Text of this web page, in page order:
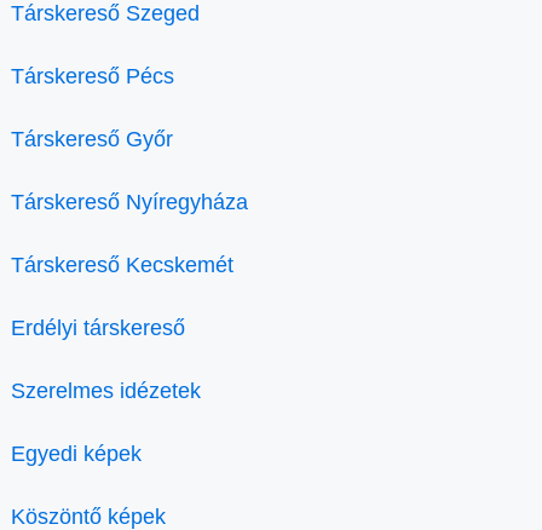
Társkereső Szeged
Társkereső Pécs
Társkereső Győr
Társkereső Nyíregyháza
Társkereső Kecskemét
Erdélyi társkereső
Szerelmes idézetek
Egyedi képek
Köszöntő képek